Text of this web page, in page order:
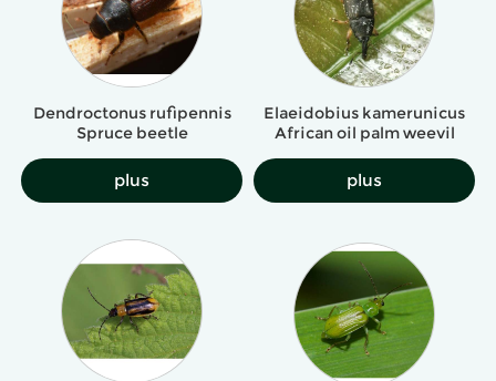
Dendroctonus rufipennis
Spruce beetle
plus
Elaeidobius kamerunicus
African oil palm weevil
plus